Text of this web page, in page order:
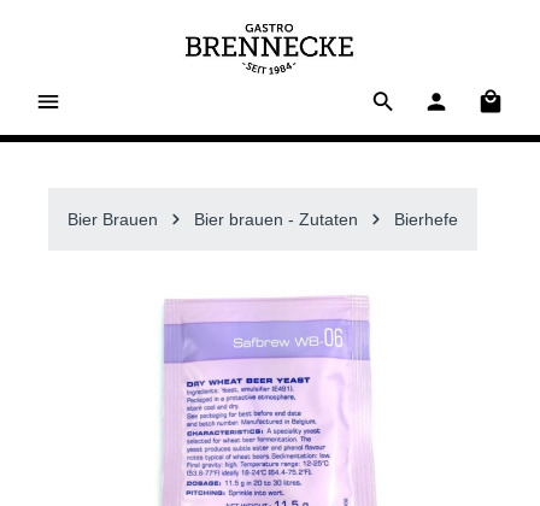
Bier Brauen Bier brauen - Zutaten Bierhefe